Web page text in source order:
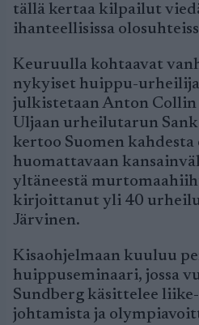
tällä kertaa kilpailut
ihanteellisissa
Keuruulla kohtaavat
nykyiset huippu-
julkistetaan Anton Collin
Uljaan urheilutarun
kertoo Suomen kahdesta
huomattavaan
yltäneestä
kirjoittanut yli 40
Järvinen.
Kisaohjelmaan kuuluu
huippuseminaari, jossa
Sundberg käsittelee
johtamista ja